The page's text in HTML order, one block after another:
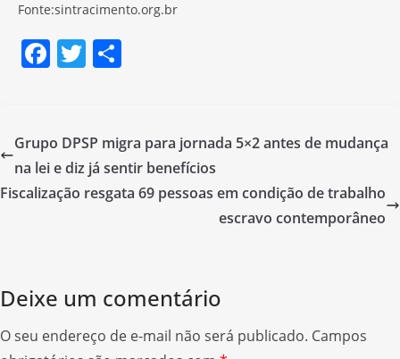
Fonte:sintracimento.org.br
F
e
b
o
T
er e
Grupo DPSP migra para jornada 5×2 antes de mudança
na lei e diz já sentir benefícios
Fiscalização resgata 69 pessoas em condição de trabalho
escravo contemporâneo
Deixe um comentário
O seu endereço de e-mail não será publicado. Campos